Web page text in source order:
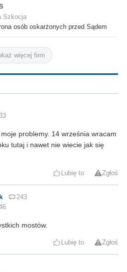
Szkocja
osób oskarżonych przed Sądem
więcej firm
problemy. 14 września wracam
tutaj i nawet nie wiecie jak się
Lubię to Zgłoś
243
mostów.
Lubię to Zgłoś